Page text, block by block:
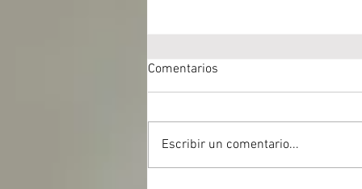
Comentarios
Escribir un comentario...